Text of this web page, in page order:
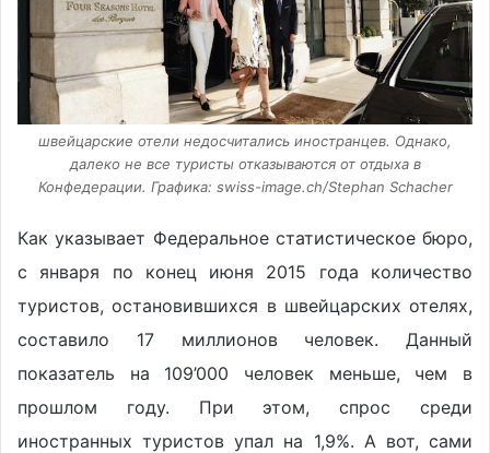
швейцарские отели недосчитались иностранцев. Однако,
далеко не все туристы отказываются от отдыха в
Конфедерации. Графика: swiss-imаgе.сh/Stephan Schacher
Как указывает Федеральное статистическое бюро,
с января по конец июня 2015 года количество
туристов, остановившихся в швейцарских отелях,
составило 17 миллионов человек. Данный
показатель на 109’000 человек меньше, чем в
прошлом году. При этом, спрос среди
иностранных туристов упал на 1,9%. А вот, сами